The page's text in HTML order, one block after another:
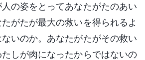
の姿をとってあなたがたのあい
がたが最大の救いを得られるよ
いのか。あなたがたがその救い
しが肉になったからではないの